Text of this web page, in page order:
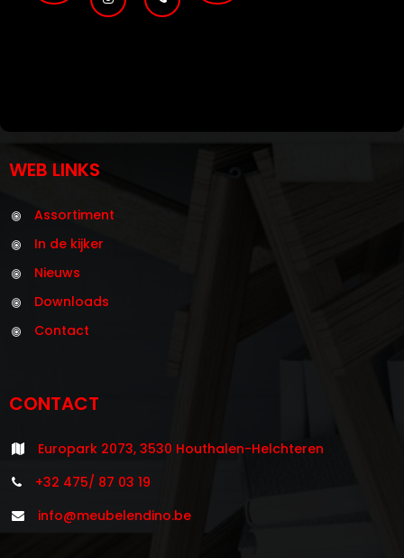
WEB LINKS
Assortiment
In de kijker
Nieuws
Downloads
Contact
CONTACT
Europark 2073, 3530 Houthalen-Helchteren
+32 475/ 87 03 19
info@meubelendino.be